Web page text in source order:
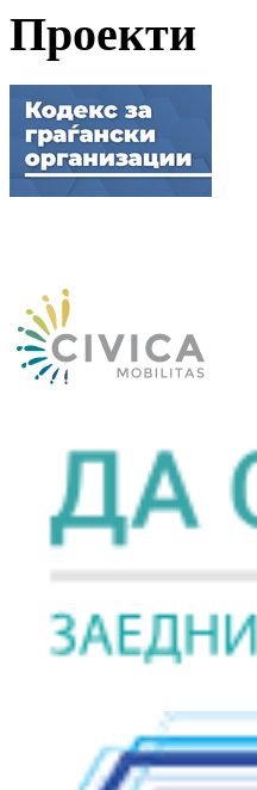
Проекти